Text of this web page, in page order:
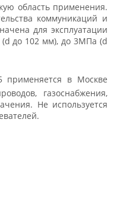
область применения.
коммуникаций и
для эксплуатации
до 102 мм), до 3МПа (d
применяется в Москве
газоснабжения,
Не используется